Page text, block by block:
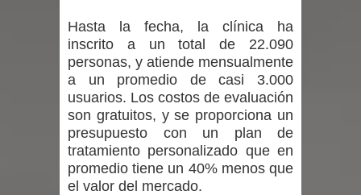
ministra de Salud por dejar fuera a
Linares: “No dará la cara”
mantiene despliegue para apoyar a
niños y adolescentes durante la
Hasta la fecha, la clínica ha
inscrito a un total de 22.090
personas, y atiende mensualmente
a un promedio de casi 3.000
usuarios. Los costos de evaluación
son gratuitos, y se proporciona un
presupuesto con un plan de
tratamiento personalizado que en
promedio tiene un 40% menos que
el valor del mercado.